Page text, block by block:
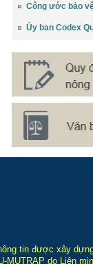
Công ước bảo
Ủy ban Codex
tin được xây
MUTRAP do Liên